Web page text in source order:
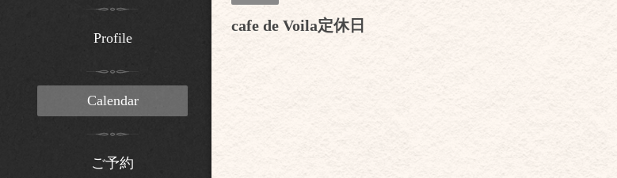
cafe de Voila定休日
Profile
Calendar
ご予約